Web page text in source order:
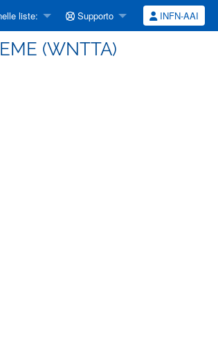
liste: Supporto INFN-AAI
(WNTTA)